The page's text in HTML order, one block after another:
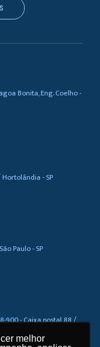
melhor
melhor
Bonita, Eng. Coelho -
Hortolândia - SP
Paulo - SP
900 - Caixa postal 88 /